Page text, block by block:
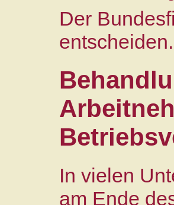
Der
entscheiden.
In vielen
am Ende